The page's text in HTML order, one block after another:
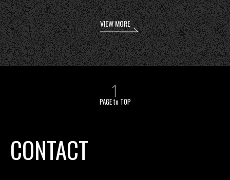
VIEW MORE
PAGE to TOP
CONTACT